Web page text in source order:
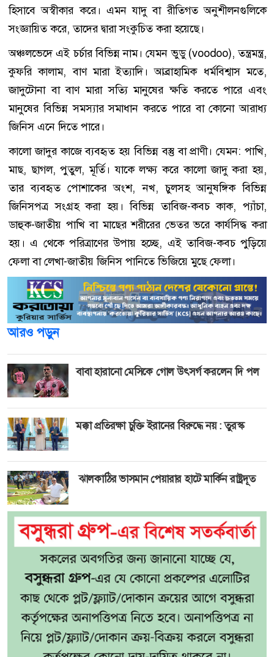
হিসাবে অস্বীকার করে। এমন যাদু বা রীতিগত অনুশীলনগুলিকে
সংজ্ঞায়িত করে, তাদের দ্বারা সংকুচিত করা হয়েছে।
অঞ্চলভেদে এই চর্চার বিভিন্ন নাম। যেমন ভুডু (voodoo), তন্ত্রমন্ত্র,
কুফরি কালাম, বাণ মারা ইত্যাদি। আব্রাহামিক ধর্মবিশ্বাস মতে,
জাদুটোনা বা বাণ মারা সত্যি মানুষের ক্ষতি করতে পারে এবং
মানুষের বিভিন্ন সমস্যার সমাধান করতে পারে বা কোনো আরাধ্য
জিনিস এনে দিতে পারে।
কালো জাদুর কাজে ব্যবহৃত হয় বিভিন্ন বস্তু বা প্রাণী। যেমন: পাখি,
মাছ, ছাগল, পুতুল, মূর্তি। যাকে লক্ষ্য করে কালো জাদু করা হয়,
তার ব্যবহৃত পোশাকের অংশ, নখ, চুলসহ আনুষঙ্গিক বিভিন্ন
জিনিসপত্র সংগ্রহ করা হয়। বিভিন্ন তাবিজ-কবচ কাক, প্যাঁচা,
ডাহুক-জাতীয় পাখি বা মাছের শরীরের ভেতর ভরে কার্যসিদ্ধ করা
হয়। এ থেকে পরিত্রাণের উপায় হচ্ছে, এই তাবিজ-কবচ পুড়িয়ে
ফেলা বা লেখা-জাতীয় জিনিস পানিতে ভিজিয়ে মুছে ফেলা।
আরও পড়ুন
বাবা হারানো মেসিকে গোল উৎসর্গ করলেন দি পল
মক্কা প্রতিরক্ষা চুক্তি ইরানের বিরুদ্ধে নয় : তুরস্ক
ঝালকাঠির ভাসমান পেয়ারার হাটে মার্কিন রাষ্ট্রদূত